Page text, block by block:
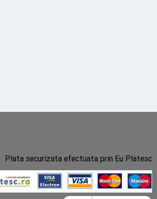
Plata securizata efectuata prin Eu Platesc